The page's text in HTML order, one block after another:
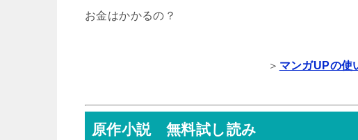
お金はかかるの？
＞ マンガUPの使
原作小説 無料試し読み